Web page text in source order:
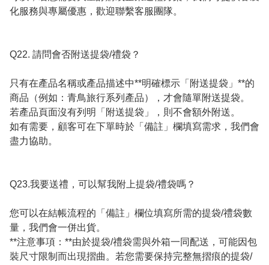
化服務與專屬優惠，歡迎聯繫客服團隊。
Q22. 請問會否附送提袋/禮袋？
只有在產品名稱或產品描述中**明確標示「附送提袋」**的
商品（例如：青鳥旅行系列產品），才會隨單附送提袋。
若產品頁面沒有列明「附送提袋」，則不會額外附送。
如有需要，顧客可在下單時於「備註」欄填寫需求，我們會
盡力協助。
Q23.我要送禮，可以幫我附上提袋/禮袋嗎？
您可以在結帳流程的「備註」欄位填寫所需的提袋/禮袋數
量，我們會一併出貨。
**注意事項：**由於提袋/禮袋需與外箱一同配送，可能因包
裝尺寸限制而出現摺曲。若您需要保持完整無摺痕的提袋/